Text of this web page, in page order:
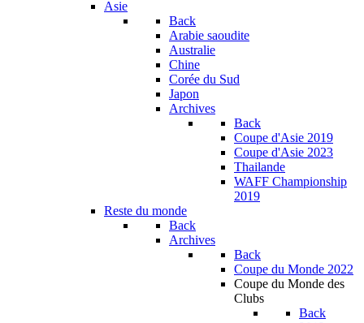
Asie
Back
Arabie saoudite
Australie
Chine
Corée du Sud
Japon
Archives
Back
Coupe d'Asie 2019
Coupe d'Asie 2023
Thailande
WAFF Championship
2019
Reste du monde
Back
Archives
Back
Coupe du Monde 2022
Coupe du Monde des
Clubs
Back